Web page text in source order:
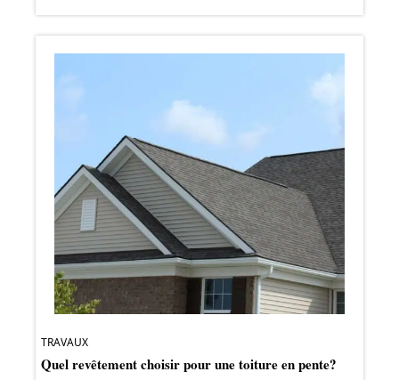
TRAVAUX
Quel revêtement choisir pour une toiture en pente?